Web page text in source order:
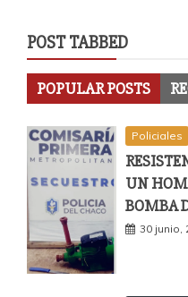
POST TABBED
POPULAR POSTS
Policiales
UN
BOMBA
30 junio,